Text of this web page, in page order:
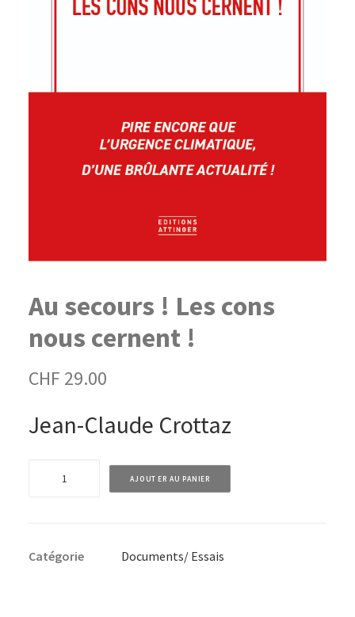
Au secours ! Les cons
nous cernent !
CHF 29.00
Jean-Claude Crottaz
!
AJOUTER AU PANIER
Catégorie Documents/ Essais